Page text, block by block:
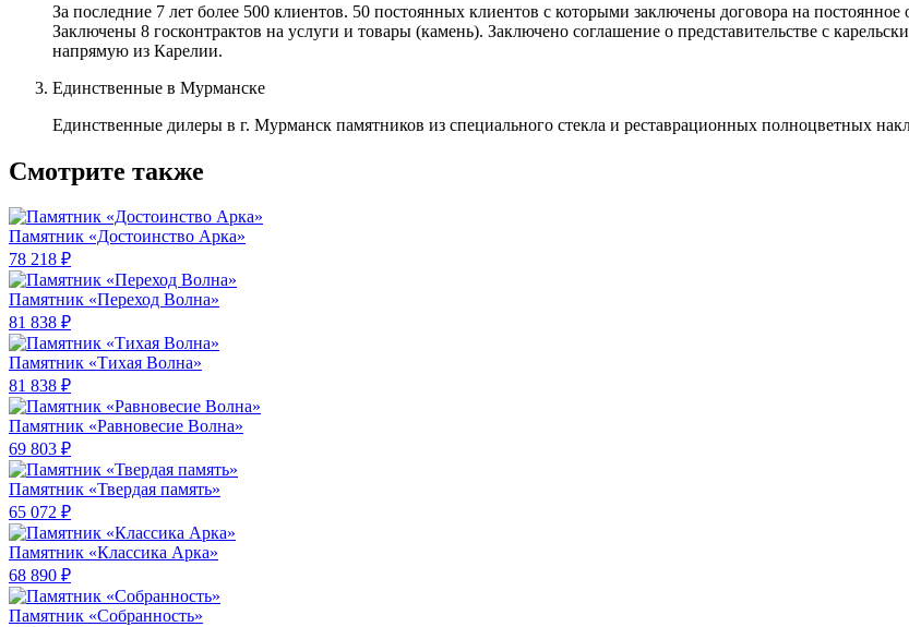
За последние 7 лет более 500 клиентов. 50 постоянных клиентов с которыми заключены договора на
Заключены 8 госконтрактов на услуги и товары (камень). Заключено соглашение о представительстве с
напрямую из Карелии.
Единственные в Мурманске
Единственные дилеры в г. Мурманск памятников из специального стекла и реставрационных полноцветных
Смотрите также
Памятник «Достоинство Арка»
78 218 ₽
Памятник «Переход Волна»
81 838 ₽
Памятник «Тихая Волна»
81 838 ₽
Памятник «Равновесие Волна»
69 803 ₽
Памятник «Твердая память»
65 072 ₽
Памятник «Классика Арка»
68 890 ₽
Памятник «Собранность»